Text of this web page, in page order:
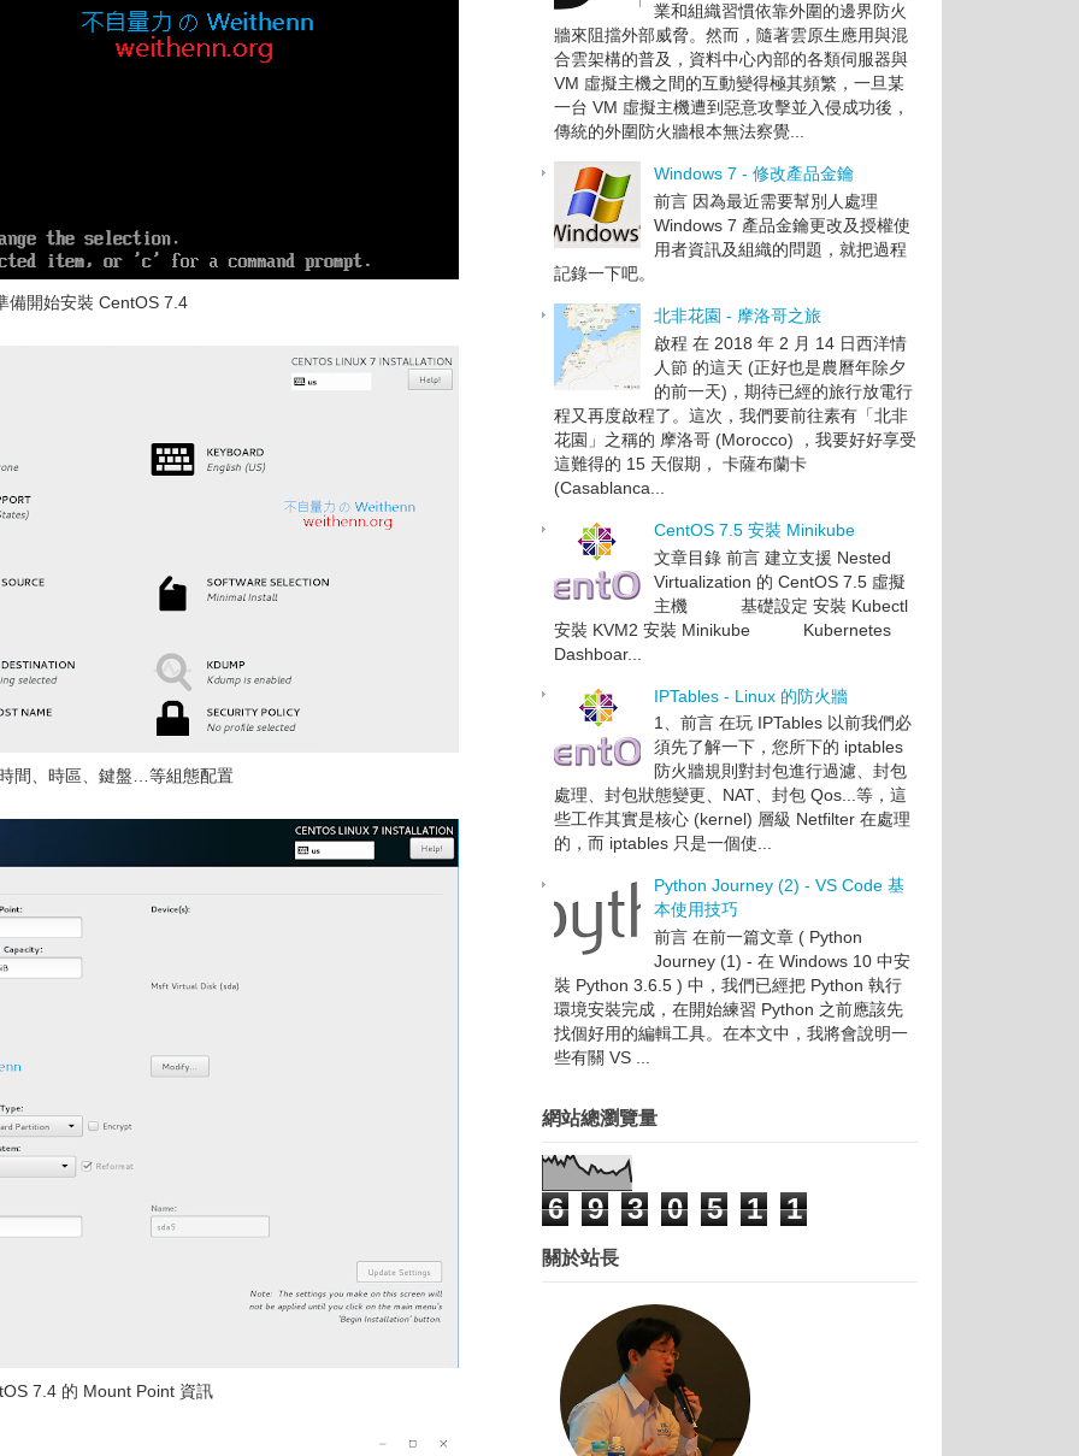
備開始安裝 CentOS 7.4
間、時區、鍵盤…等組態配置
7.4 的 Mount Point 資訊
業和組織習慣依靠外圍的邊界防火
牆來阻擋外部威脅。然而，隨著雲原生應用與混
合雲架構的普及，資料中心內部的各類伺服器與
VM 虛擬主機之間的互動變得極其頻繁，一旦某
一台 VM 虛擬主機遭到惡意攻擊並入侵成功後，
傳統的外圍防火牆根本無法察覺...
Windows 7 - 修改產品金鑰
前言 因為最近需要幫別人處理
Windows 7 產品金鑰更改及授權使
用者資訊及組織的問題，就把過程
記錄一下吧。
北非花園 - 摩洛哥之旅
啟程 在 2018 年 2 月 14 日西洋情
人節 的這天 (正好也是農曆年除夕
的前一天)，期待已經的旅行放電行
程又再度啟程了。這次，我們要前往素有「北非
花園」之稱的 摩洛哥 (Morocco) ，我要好好享受
這難得的 15 天假期， 卡薩布蘭卡
(Casablanca...
CentOS 7.5 安裝 Minikube
文章目錄 前言 建立支援 Nested
Virtualization 的 CentOS 7.5 虛擬
主機 基礎設定 安裝 Kubectl
安裝 KVM2 安裝 Minikube Kubernetes
Dashboar...
IPTables - Linux 的防火牆
1、前言 在玩 IPTables 以前我們必
須先了解一下，您所下的 iptables
防火牆規則對封包進行過濾、封包
處理、封包狀態變更、NAT、封包 Qos...等，這
些工作其實是核心 (kernel) 層級 Netfilter 在處理
的，而 iptables 只是一個使...
Python Journey (2) - VS Code 基
本使用技巧
前言 在前一篇文章 ( Python
Journey (1) - 在 Windows 10 中安
裝 Python 3.6.5 ) 中，我們已經把 Python 執行
環境安裝完成，在開始練習 Python 之前應該先
找個好用的編輯工具。在本文中，我將會說明一
些有關 VS ...
網站總瀏覽量
6 9 3 0 5 1 1
關於站長